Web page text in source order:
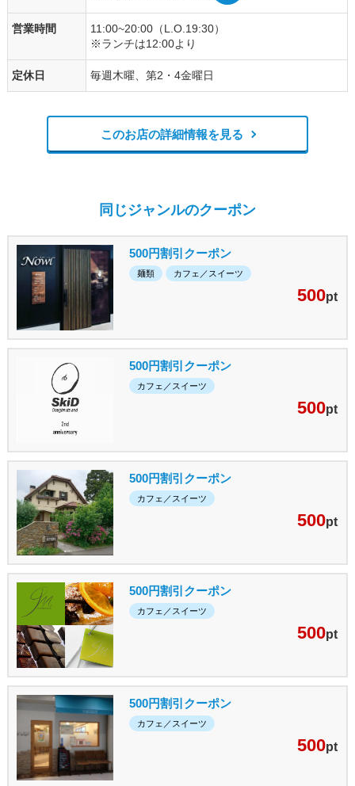
営業時間
11:00~20:00（L.O.19:30）
※ランチは12:00より
定休日 毎週木曜、第2・4金曜日
このお店の詳細情報を見る
同じジャンルのクーポン
500円割引クーポン
麺類 カフェ／スイーツ
500pt
500円割引クーポン
カフェ／スイーツ
500pt
500円割引クーポン
カフェ／スイーツ
500pt
500円割引クーポン
カフェ／スイーツ
500pt
500円割引クーポン
カフェ／スイーツ
500pt